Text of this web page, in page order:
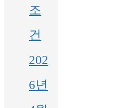
조
건
202
6년